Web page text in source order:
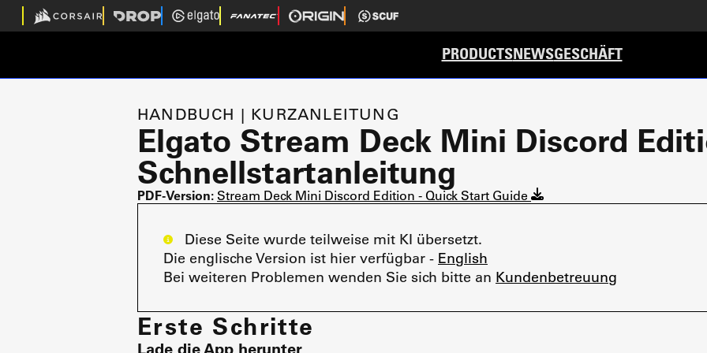
PRODUCTSNEWSGESCHÄFT
HANDBUCH | KURZANLEITUNG
Elgato Stream Deck Mini Discord
Schnellstartanleitung
PDF-Version: Stream Deck Mini Discord Edition - Quick Start Guide
Diese Seite wurde teilweise mit KI übersetzt.
Die englische Version ist hier verfügbar - English
Bei weiteren Problemen wenden Sie sich bitte an Kundenbetreuung
Erste Schritte
Lade die App herunter